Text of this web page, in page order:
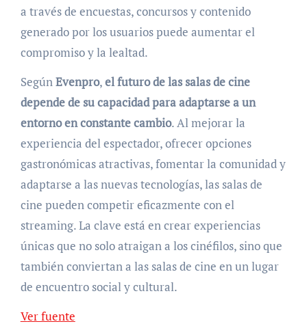
a través de encuestas, concursos y contenido
generado por los usuarios puede aumentar el
compromiso y la lealtad.
SegúnEvenpro,el futuro de las salas de cine
depende de su capacidad para adaptarse a un
entorno en constante cambio. Al mejorar la
experiencia del espectador, ofrecer opciones
gastronómicas atractivas, fomentar la comunidad y
adaptarse a las nuevas tecnologías, las salas de
cine pueden competir eficazmente con el
streaming. La clave está en crear experiencias
únicas que no solo atraigan a los cinéfilos, sino que
también conviertan a las salas de cine en un lugar
de encuentro social y cultural.
Ver fuente